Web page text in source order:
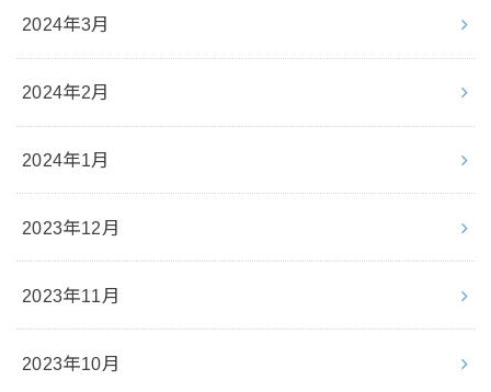
2024年3月
2024年2月
2024年1月
2023年12月
2023年11月
2023年10月